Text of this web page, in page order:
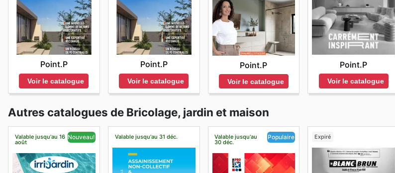
Point.P
Voir le catalogue
Point.P
Voir le catalogue
Point.P
Voir le catalogue
Point.P
Voir le catalogue
Autres catalogues de Bricolage, jardin et maison
Valable jusqu'au 16
août
Nouveau! Valable jusqu'au 31 déc. Valable jusqu'au
30 déc.
Populaire Expiré